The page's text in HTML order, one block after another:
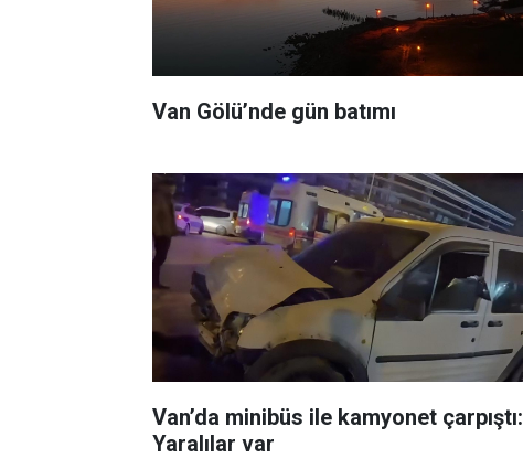
Van Gölü’nde gün batımı
Van’da minibüs ile kamyonet çarpıştı:
Yaralılar var